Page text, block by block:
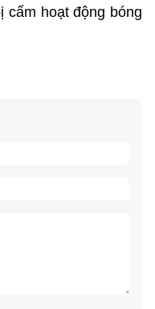
cấm hoạt động bóng